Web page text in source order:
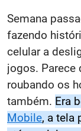
Semana
fazendo
celular a
jogos. Parece
roubando os
também. Era
Mobile, a tela